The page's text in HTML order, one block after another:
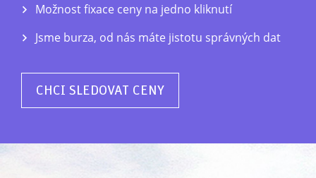
Možnost fixace ceny na jedno kliknutí
Jsme burza, od nás máte jistotu správných dat
CHCI SLEDOVAT CENY